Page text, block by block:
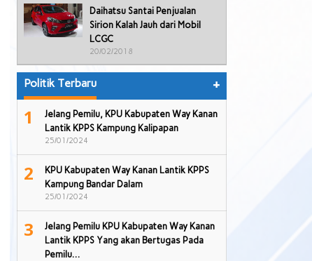
Daihatsu Santai Penjualan
Sirion Kalah Jauh dari Mobil
LCGC
20/02/2018
Politik Terbaru +
1
Jelang Pemilu, KPU Kabupaten Way Kanan
Lantik KPPS Kampung Kalipapan
25/01/2024
2
KPU Kabupaten Way Kanan Lantik KPPS
Kampung Bandar Dalam
25/01/2024
3
Jelang Pemilu KPU Kabupaten Way Kanan
Lantik KPPS Yang akan Bertugas Pada
Pemilu…